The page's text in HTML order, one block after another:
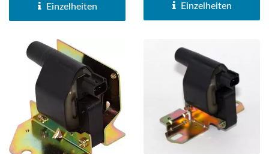
Einzelheiten Einzelheiten